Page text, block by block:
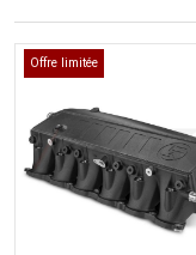
Offre limitée